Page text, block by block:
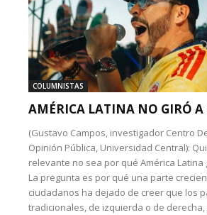
COLUMNISTAS
AMÉRICA LATINA NO GIRÓ A
(Gustavo Campos, investigador Centro
Opinión Pública, Universidad Central):
relevante no sea por qué América Latina
La pregunta es por qué una parte
ciudadanos ha dejado de creer que los
tradicionales, de izquierda o de